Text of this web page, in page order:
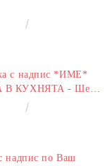
с надпис *ИМЕ*
В КУХНЯТА - Шеф
надпис по Ваш